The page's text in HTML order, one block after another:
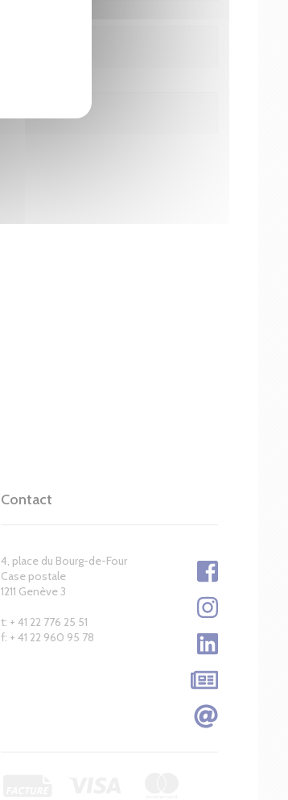
Contact
4, place du Bourg-de-Four
Case postale
1211 Genève 3
t: + 41 22 776 25 51
f: + 41 22 960 95 78